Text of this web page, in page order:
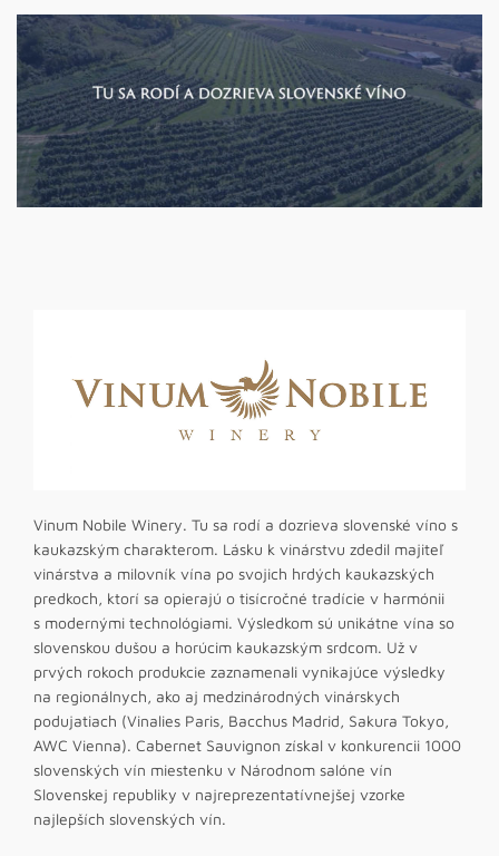
Vinum Nobile Winery. Tu sa rodí a dozrieva slovenské víno s
kaukazským charakterom. Lásku k vinárstvu zdedil majiteľ
vinárstva a milovník vína po svojich hrdých kaukazských
predkoch, ktorí sa opierajú o tisícročné tradície v harmónii
s modernými technológiami. Výsledkom sú unikátne vína so
slovenskou dušou a horúcim kaukazským srdcom. Už v
prvých rokoch produkcie zaznamenali vynikajúce výsledky
na regionálnych, ako aj medzinárodných vinárskych
podujatiach (Vinalies Paris, Bacchus Madrid, Sakura Tokyo,
AWC Vienna). Cabernet Sauvignon získal v konkurencii 1000
slovenských vín miestenku v Národnom salóne vín
Slovenskej republiky v najreprezentatívnejšej vzorke
najlepších slovenských vín.